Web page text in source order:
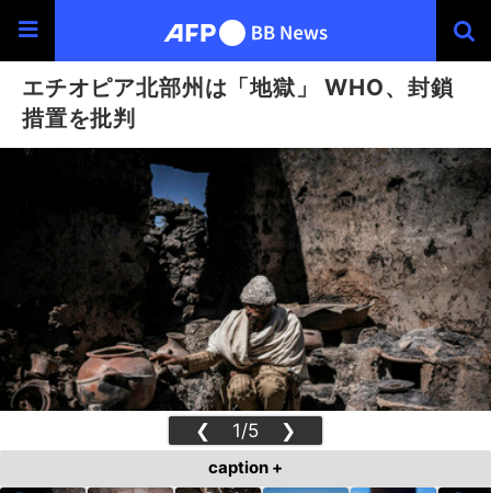
エチオピア北部州は「地獄」 WHO、封鎖
措置を批判
❮ 1/5 ❯
caption +